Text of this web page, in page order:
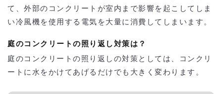
て、外部のコンクリートが室内まで影響を起こしてしま
い冷風機を使用する電気を大量に消費してしまいます。
庭のコンクリートの照り返し対策は？
庭のコンクリートの照り返しの対策としては、コンクリ
ートに水をかけてあげるだけでも大きく変わります。